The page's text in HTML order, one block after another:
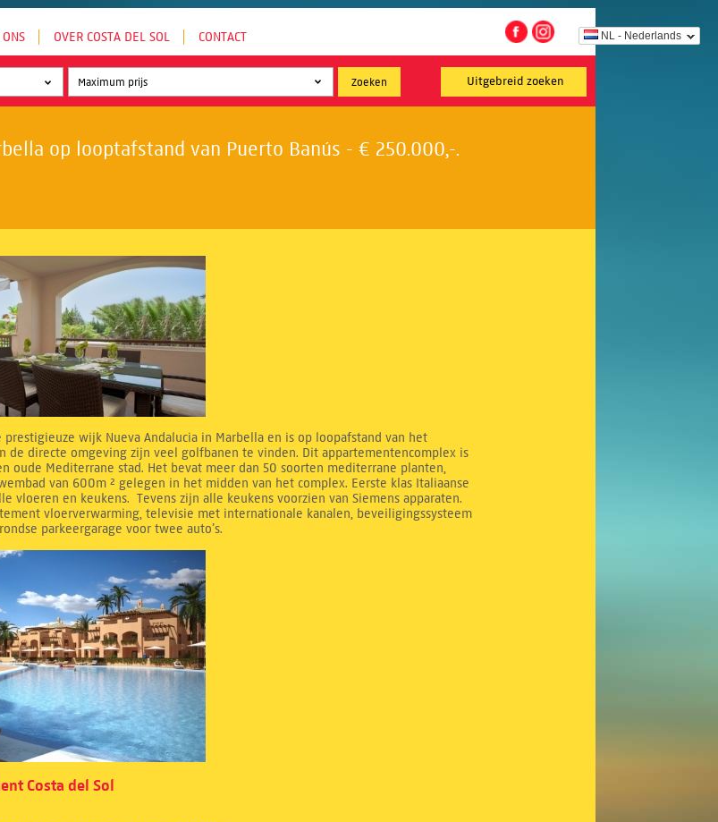
NL - Nederlands
OVER COSTA DEL SOL CONTACT
Uitgebreid zoeken
op looptafstand van Puerto Banús - € 250.000,-.
wijk Nueva Andalucia in Marbella en is op loopafstand van het
de directe omgeving zijn veel golfbanen te vinden. Dit appartementencomplex is
oude Mediterrane stad. Het bevat meer dan 50 soorten mediterrane planten,
van 600m ² gelegen in het midden van het complex. Eerste klas Italiaanse
vloeren en keukens. Tevens zijn alle keukens voorzien van Siemens apparaten.
vloerverwarming, televisie met internationale kanalen, beveiligingssysteem
parkeergarage voor twee auto’s.
Costa del Sol